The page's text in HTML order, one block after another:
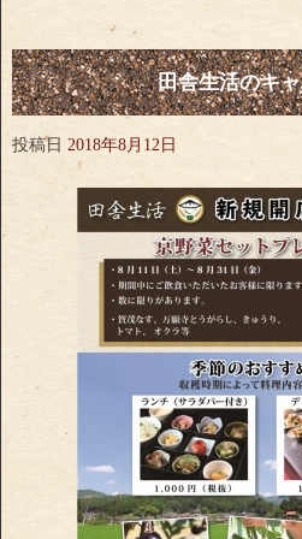
田舎生活のキ
投稿日 2018年8月12日